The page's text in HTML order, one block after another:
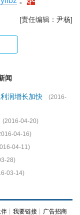
[责任编辑：尹杨]
闻
润增长加快
(2016-
(2016-04-20)
04-16)
04-11)
28)
03-14)
┊ 我要链接 ┊ 广告招商